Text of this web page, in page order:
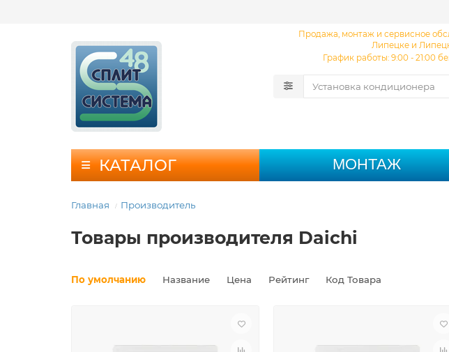
Продажа, монтаж и сервисное
Липецке и
График работы: 9:00 - 21:00
КАТАЛОГ МОНТАЖ
Главная Производитель
Товары производителя Daichi
По умолчанию Название Цена Рейтинг Код Товара